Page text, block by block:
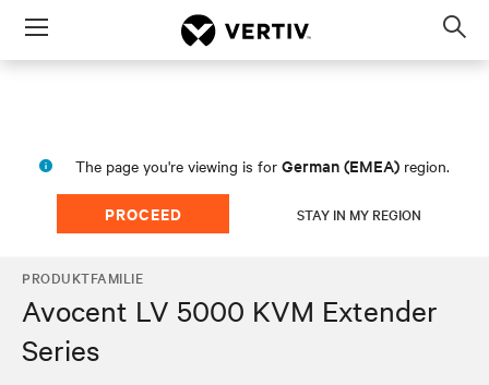
Menu
The page you're viewing is for German (EMEA) region.
PROCEED STAY IN MY REGION
PRODUKTFAMILIE
Avocent LV 5000 KVM Extender
Series